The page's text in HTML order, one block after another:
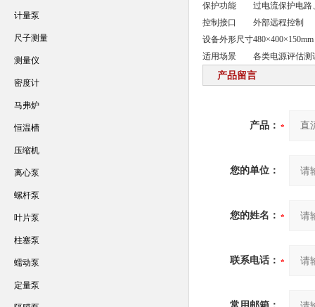
保护功能
过电流保护电路
控制接口
外部远程控制
设备外形尺寸480×400×150mm
适用场景
各类电源评估测
产品留言
产品：
您的单位：
您的姓名：
联系电话：
计量泵
尺子测量
测量仪
密度计
马弗炉
恒温槽
压缩机
离心泵
螺杆泵
叶片泵
柱塞泵
蠕动泵
定量泵